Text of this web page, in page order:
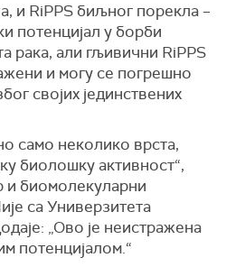
и RiPPS биљног порекла –
потенцијал у борби
рака, али гљивични RiPPS
и могу се погрешно
својих јединствених
само неколико врста,
биолошку активност“,
и биомолекуларни
са Универзитета
„Ово је неистражена
потенцијалом.“